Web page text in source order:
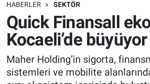
HABERLER SEKTÖR
Quick Finansall
Kocaeli’de büyüyor
Maher Holding’in sigorta,
sistemleri ve mobilite
Namaz Vakitleri
Trafik Durumu
Süper Lig Puan Durumu ve